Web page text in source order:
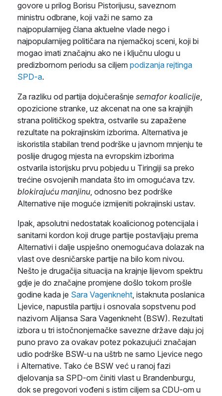
govore u prilog Borisu Pistorijusu, saveznom
ministru odbrane, koji važi ne samo za
najpopularnijeg člana aktuelne vlade nego i
najpopularnijeg političara na njemačkoj sceni, koji bi
mogao imati značajnu ako ne i ključnu ulogu u
predizbornom periodu sa ciljem podizanja rejtinga
SPD-a.
Za razliku od partija dojučerašnje semafor koalicije,
opozicione stranke, uz akcenat na one sa krajnjih
strana političkog spektra, ostvarile su zapažene
rezultate na pokrajinskim izborima. Alternativa je
iskoristila stabilan trend podrške u javnom mnjenju te
poslije drugog mjesta na evropskim izborima
ostvarila istorijsku prvu pobjedu u Tiringiji sa preko
trećine osvojenih mandata što im omogućava tzv.
blokirajuću manjinu, odnosno bez podrške
Alternative nije moguće izmijeniti pokrajinski ustav.
Ipak, apsolutni nedostatak koalicionog potencijala i
sanitarni kordon koji druge partije postavljaju prema
Alternativi i dalje uspješno onemogućava dolazak na
vlast ove desničarske partije na bilo kom nivou.
Nešto je drugačija situacija na krajnje lijevom spektru
gdje je do značajne promjene došlo tokom prošle
godine kada je Sara Vagenkneht, istaknuta poslanica
Ljevice, napustila partiju i osnovala sopstvenu pod
nazivom Alijansa Sara Vagenkneht (BSW). Rezultati
izbora u tri istočnonjemačke savezne države daju joj
puno pravo za ovakav potez pokazujući značajan
udio podrške BSW-u na uštrb ne samo Ljevice nego
i Alternative. Tako će BSW već u ranoj fazi
djelovanja sa SPD-om činiti vlast u Brandenburgu,
dok se pregovori vođeni s istim ciljem sa CDU-om u